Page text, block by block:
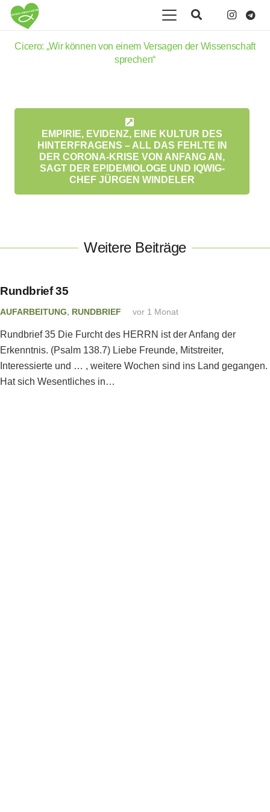
Cicero: „Wir können von einem Versagen der Wissenschaft
sprechen“
EMPIRIE, EVIDENZ, EINE KULTUR DES
HINTERFRAGENS – ALL DAS FEHLTE IN
DER CORONA-KRISE VON ANFANG AN,
SAGT DER EPIDEMIOLOGE UND IQWIG-
CHEF JÜRGEN WINDELER
Weitere Beiträge
Rundbrief 35
AUFARBEITUNG, RUNDBRIEF vor 1 Monat
Rundbrief 35 Die Furcht des HERRN ist der Anfang der
Erkenntnis. (Psalm 138.7) Liebe Freunde, Mitstreiter,
Interessierte und … , weitere Wochen sind ins Land gegangen.
Hat sich Wesentliches in…